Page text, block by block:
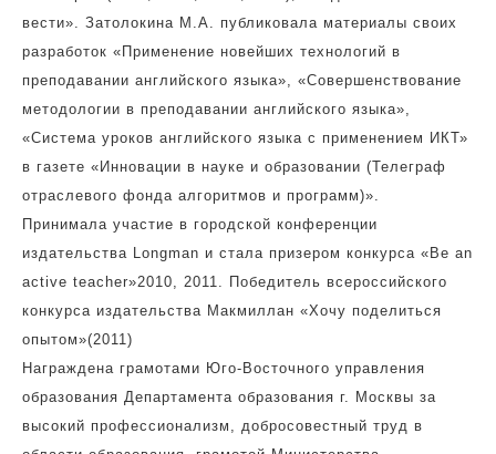
вести». Затолокина М.А. публиковала материалы своих
разработок «Применение новейших технологий в
преподавании английского языка», «Совершенствование
методологии в преподавании английского языка»,
«Система уроков английского языка с применением ИКТ»
в газете «Инновации в науке и образовании (Телеграф
отраслевого фонда алгоритмов и программ)».
Принимала участие в городской конференции
издательства Longman и стала призером конкурса «Be an
active teacher»2010, 2011. Победитель всероссийского
конкурса издательства Макмиллан «Хочу поделиться
опытом»(2011)
Награждена грамотами Юго-Восточного управления
образования Департамента образования г. Москвы за
высокий профессионализм, добросовестный труд в